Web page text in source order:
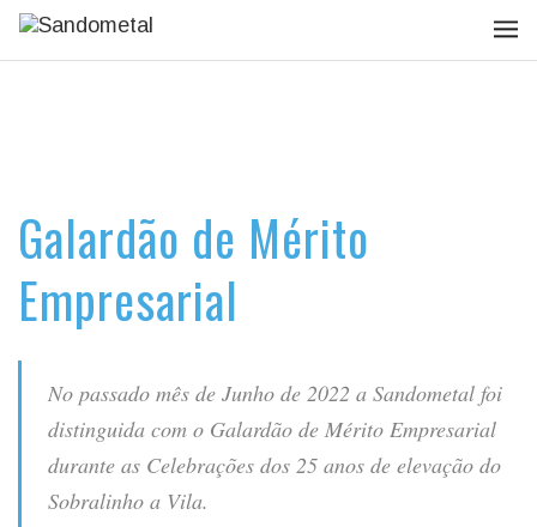
Galardão de Mérito
Empresarial
No passado mês de Junho de 2022 a Sandometal foi
distinguida com o Galardão de Mérito Empresarial
durante as Celebrações dos 25 anos de elevação do
Sobralinho a Vila.